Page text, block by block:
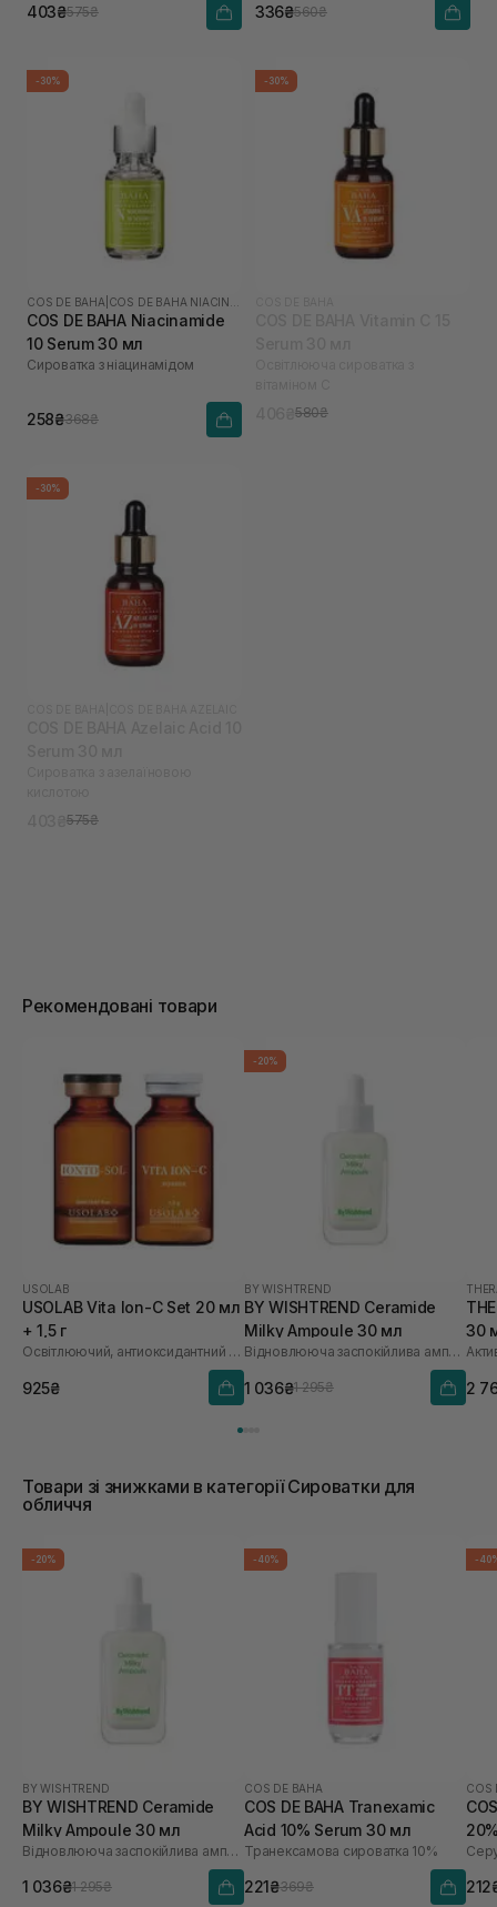
403₴575₴ 336₴560₴
-30%
COS DE BAHA
COS DE BAHA Niacinamide
10 Serum 30 мл
Сироватка з ніацинамідом
258₴368₴
-30%
580₴
-30%
575₴
Рекомендовані товари
USOLAB
USOLAB Vita Ion-C Set 20 мл
+ 1,5 г
Освітлюючий, антиоксидантний та омолоджуючий набір
925₴
-20%
BY WISHTREND
BY WISHTREND Ceramide
Milky Ampoule 30 мл
Відновлююча заспокійлива ампула для обличчя
1 036₴1 295₴
30
2
Товари зі знижками в категорії Сироватки для
обличчя
-20%
BY WISHTREND
BY WISHTREND Ceramide
Milky Ampoule 30 мл
Відновлююча заспокійлива ампула для обличчя
1 036₴1 295₴
-40%
COS DE BAHA
COS DE BAHA Tranexamic
Acid 10% Serum 30 мл
Транексамова сироватка 10%
221₴369₴
-
COS